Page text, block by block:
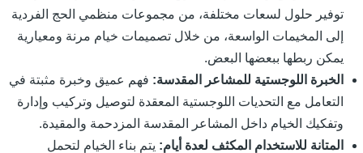
توفير حلول لسعات مختلفة، من مجموعات منظمي الحج الفردية
إلى المخيمات الواسعة، من خلال تصميمات خيام مرنة ومعيارية
يمكن ربطها ببعضها البعض.
الخبرة اللوجستية للمشاعر المقدسة:فهم عميق وخبرة مثبتة في
التعامل مع التحديات اللوجستية المعقدة لتوصيل وتركيب وإدارة
وتفكيك الخيام داخل المشاعر المقدسة المزدحمة والمقيدة.
المتانة للاستخدام المكثف لعدة أيام:يتم بناء الخيام لتحمل